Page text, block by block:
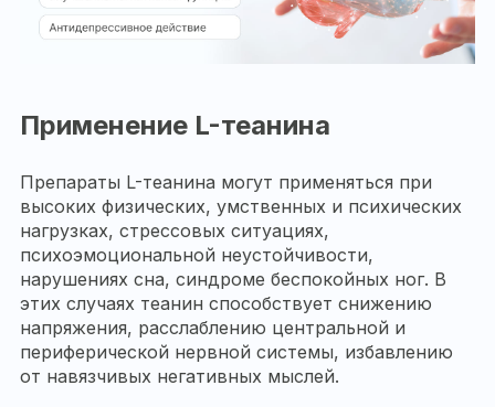
Применение L-теанина
Препараты L-теанина могут применяться при
высоких физических, умственных и психических
нагрузках, стрессовых ситуациях,
психоэмоциональной неустойчивости,
нарушениях сна, синдроме беспокойных ног. В
этих случаях теанин способствует снижению
напряжения, расслаблению центральной и
периферической нервной системы, избавлению
от навязчивых негативных мыслей.